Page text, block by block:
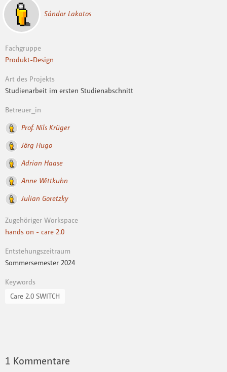
Sándor Lakatos
Fachgruppe
Produkt-Design
Art des Projekts
Studienarbeit im ersten Studienabschnitt
Betreuer_in
Prof. Nils Krüger
Jörg Hugo
Adrian Haase
Anne Wittkuhn
Julian Goretzky
Zugehöriger Workspace
hands on - care 2.0
Entstehungszeitraum
Sommersemester 2024
Keywords
Care 2.0 SWITCH
1 Kommentare